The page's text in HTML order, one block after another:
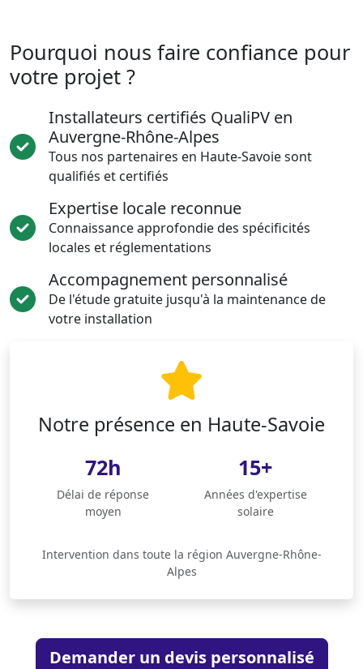
Pourquoi nous faire confiance pour
votre projet ?
Installateurs certifiés QualiPV en
Auvergne-Rhône-Alpes
Tous nos partenaires en Haute-Savoie sont
qualifiés et certifiés
Expertise locale reconnue
Connaissance approfondie des spécificités
locales et réglementations
Accompagnement personnalisé
De l'étude gratuite jusqu'à la maintenance de
votre installation
Notre présence en Haute-Savoie
72h
Délai de réponse
moyen
15+
Années d'expertise
solaire
Intervention dans toute la région Auvergne-Rhône-
Alpes
Demander un devis personnalisé